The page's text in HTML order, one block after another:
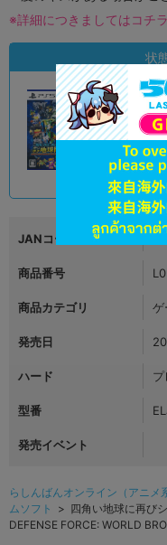
※詳細につきましてはコチラ
状
状態 : A
スマーク伊勢崎店
在庫あり
JANコード
商品番号
商品カテゴリ ゲ
発売日
ハード
型番
発売イベント
らしんばんオンライン（アニメ
ムソフト
> 四角い地球に再び
DEFENSE FORCE: WORLD